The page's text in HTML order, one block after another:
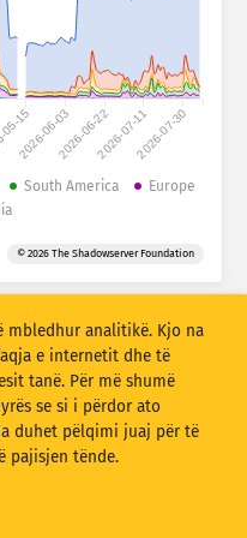
Mbivendosja
Rivendos
15
2026-06-032026-06-222026-07-112026-07-30
South America
Europe
© 2026 The Shadowserver Foundation
FOUNDATION
kontaktoni Kreditet
mbledhur analitikë. Kjo na
e internetit dhe të
tanë. Për më shumë
se si i përdor ato
duhet pëlqimi juaj për të
pajisjen tënde.